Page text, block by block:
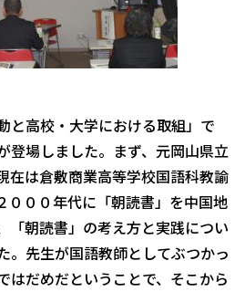
と高校・大学における取組」で
登場しました。まず、元岡山県立
在は倉敷商業高等学校国語科教諭
０００年代に「朝読書」を中国地
「朝読書」の考え方と実践につい
。先生が国語教師としてぶつかっ
はだめだということで、そこから